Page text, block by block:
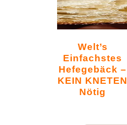
Welt’s
Einfachstes
Hefegebäck –
KEIN KNETEN
Nötig